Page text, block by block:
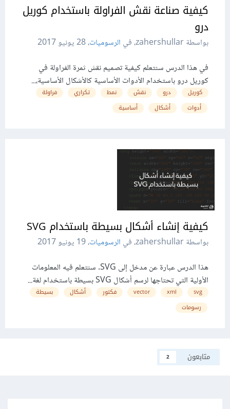
كيفية صناعة نقش الفراولة باستخدام كوريل
درو
بواسطة zahershullar، في الرسوميات،28 يونيو 2017
في هذا الدرس سنتعلم كيفية تصميم نقش ثمرة الفراولة في
كوريل درو باستخدام الأدوات الأساسية كالأشكال الأساسية،...
كوريل درو نقش نمط تكراري
فراولة
أدوات
أشكال أساسية
كيفية إنشاء أشكال بسيطة باستخدام SVG
بواسطة zahershullar، في الرسوميات،19 يونيو 2017
هذا الدرس عبارة عن مدخل إلى SVG. سنتعلم فيه المعلومات
الأولية التي تحتاجها لرسم أشكال SVG بسيطة باستخدام لغة...
svg
xml
vector فكتور أشكال
بسيطة
رسومات
متابعون 2